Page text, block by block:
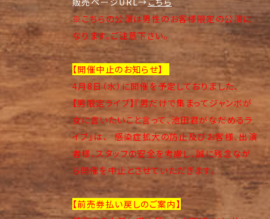
※こちらの公演は男性のお客様限定の公演に
なります。ご注意下さい。
【開催中止のお知らせ】
4月8日（水）に開催を予定しておりました、
【男限定ライブ】『男だけで集まってジャンボが
女に言いたいこと言って、池田君がなだめるラ
イブ』は、 感染症拡大の防止及びお客様、出演
者様、スタッフの安全を考慮し、誠に残念なが
ら開催を中止とさせていただきます。
【前売券払い戻しのご案内】